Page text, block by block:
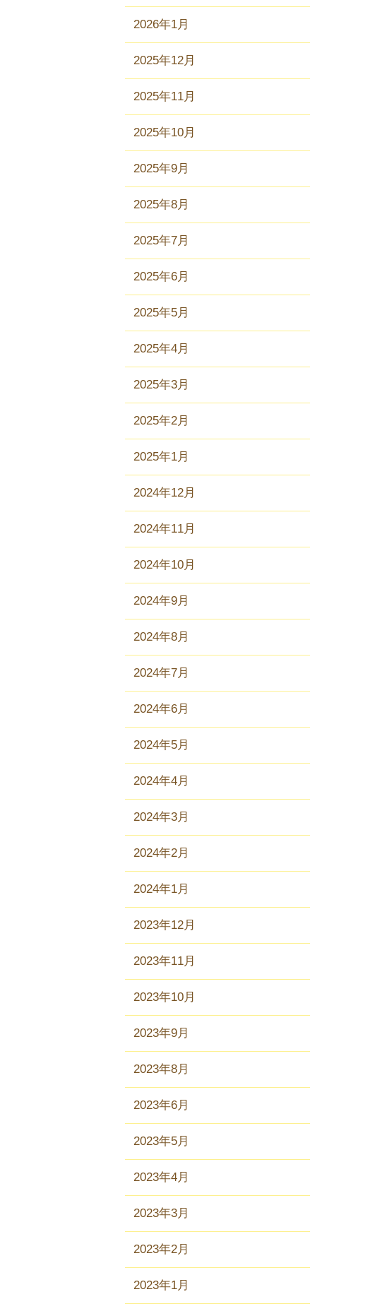
2026年1月
2025年12月
2025年11月
2025年10月
2025年9月
2025年8月
2025年7月
2025年6月
2025年5月
2025年4月
2025年3月
2025年2月
2025年1月
2024年12月
2024年11月
2024年10月
2024年9月
2024年8月
2024年7月
2024年6月
2024年5月
2024年4月
2024年3月
2024年2月
2024年1月
2023年12月
2023年11月
2023年10月
2023年9月
2023年8月
2023年6月
2023年5月
2023年4月
2023年3月
2023年2月
2023年1月